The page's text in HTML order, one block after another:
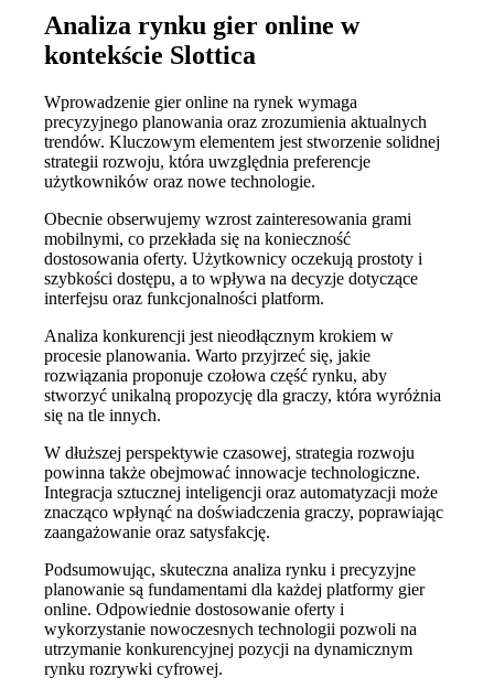
Analiza rynku gier online w
kontekście Slottica
Wprowadzenie gier online na rynek wymaga
precyzyjnego planowania oraz zrozumienia aktualnych
trendów. Kluczowym elementem jest stworzenie solidnej
strategii rozwoju, która uwzględnia preferencje
użytkowników oraz nowe technologie.
Obecnie obserwujemy wzrost zainteresowania grami
mobilnymi, co przekłada się na konieczność
dostosowania oferty. Użytkownicy oczekują prostoty i
szybkości dostępu, a to wpływa na decyzje dotyczące
interfejsu oraz funkcjonalności platform.
Analiza konkurencji jest nieodłącznym krokiem w
procesie planowania. Warto przyjrzeć się, jakie
rozwiązania proponuje czołowa część rynku, aby
stworzyć unikalną propozycję dla graczy, która wyróżnia
się na tle innych.
W dłuższej perspektywie czasowej, strategia rozwoju
powinna także obejmować innowacje technologiczne.
Integracja sztucznej inteligencji oraz automatyzacji może
znacząco wpłynąć na doświadczenia graczy, poprawiając
zaangażowanie oraz satysfakcję.
Podsumowując, skuteczna analiza rynku i precyzyjne
planowanie są fundamentami dla każdej platformy gier
online. Odpowiednie dostosowanie oferty i
wykorzystanie nowoczesnych technologii pozwoli na
utrzymanie konkurencyjnej pozycji na dynamicznym
rynku rozrywki cyfrowej.